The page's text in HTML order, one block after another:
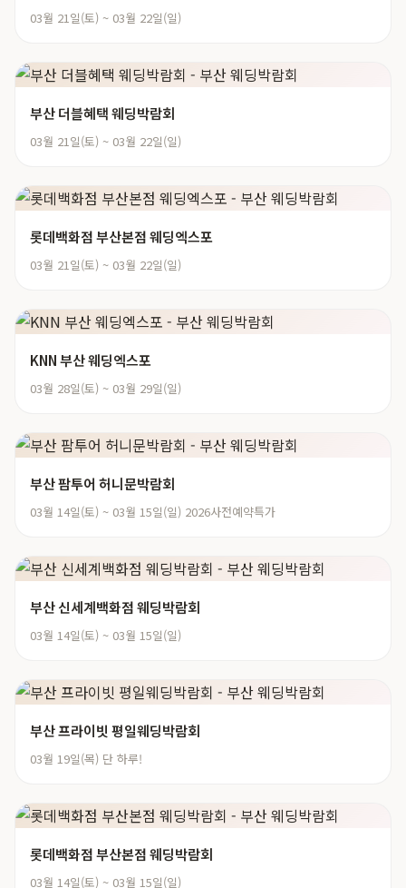
03월 21일(토) ~ 03월 22일(일)
부산 더블혜택 웨딩박람회
03월 21일(토) ~ 03월 22일(일)
롯데백화점 부산본점 웨딩엑스포
03월 21일(토) ~ 03월 22일(일)
KNN 부산 웨딩엑스포
03월 28일(토) ~ 03월 29일(일)
부산 팜투어 허니문박람회
03월 14일(토) ~ 03월 15일(일) 2026사전예약특가
부산 신세계백화점 웨딩박람회
03월 14일(토) ~ 03월 15일(일)
부산 프라이빗 평일웨딩박람회
03월 19일(목) 단 하루!
롯데백화점 부산본점 웨딩박람회
03월 14일(토) ~ 03월 15일(일)